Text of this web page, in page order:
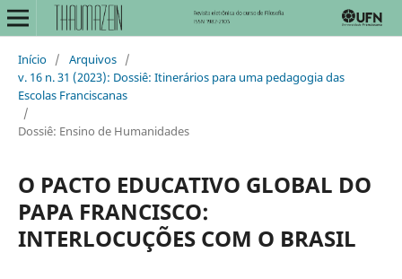
Início / Arquivos /
v. 16 n. 31 (2023): Dossiê: Itinerários para uma pedagogia das
Escolas Franciscanas
/
Dossiê: Ensino de Humanidades
O PACTO EDUCATIVO GLOBAL DO
PAPA FRANCISCO:
INTERLOCUÇÕES COM O BRASIL